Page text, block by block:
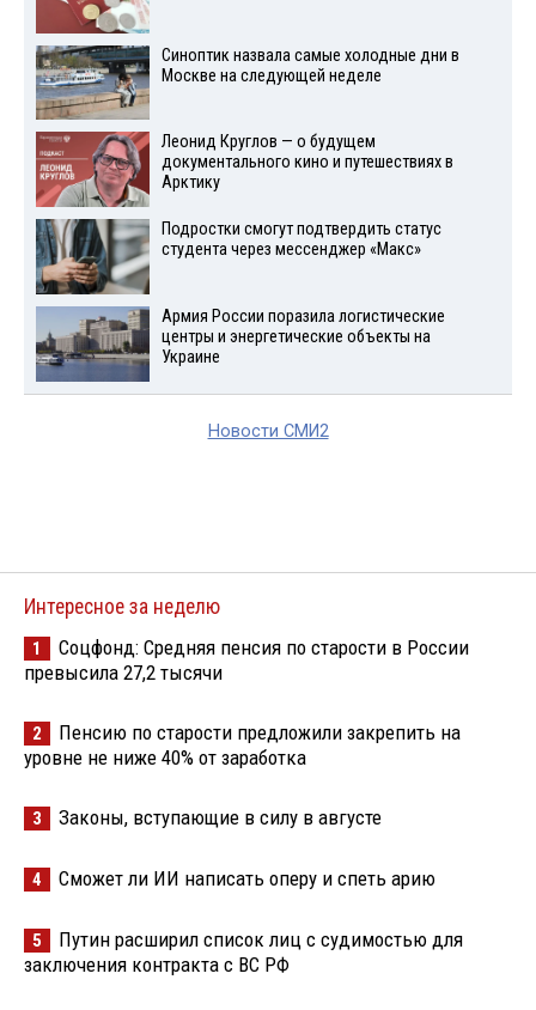
Синоптик назвала самые холодные дни в
Москве на следующей неделе
Леонид Круглов — о будущем
документального кино и путешествиях в
Арктику
Подростки смогут подтвердить статус
студента через мессенджер «Макс»
Армия России поразила логистические
центры и энергетические объекты на
Украине
Новости СМИ2
Интересное за неделю
1
Соцфонд: Средняя пенсия по старости в России
превысила 27,2 тысячи
2
Пенсию по старости предложили закрепить на
уровне не ниже 40% от заработка
3 Законы, вступающие в силу в августе
4 Сможет ли ИИ написать оперу и спеть арию
5
Путин расширил список лиц с судимостью для
заключения контракта с ВС РФ